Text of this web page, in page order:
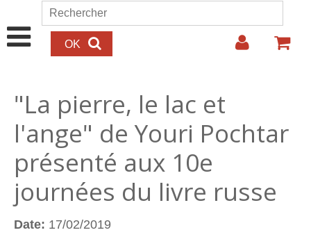
Aller au contenu principal
Formulaire de recherche
Rechercher
"La pierre, le lac et
l'ange" de Youri Pochtar
présenté aux 10e
journées du livre russe
Date: 17/02/2019